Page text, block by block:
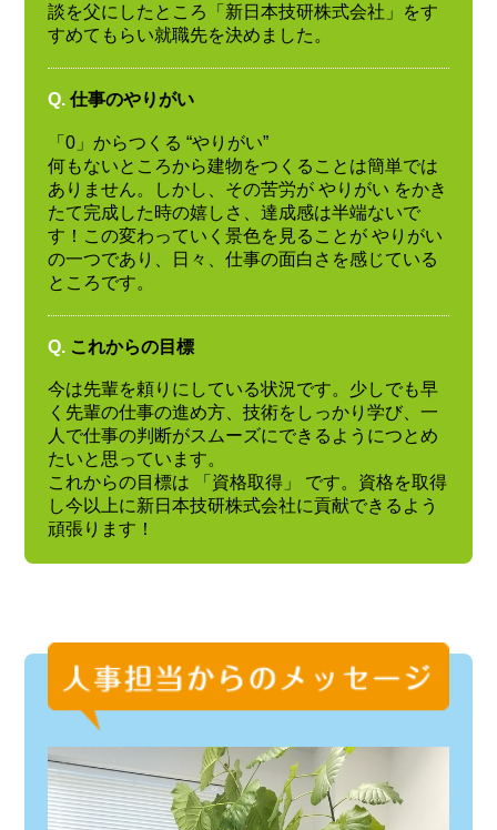
談を父にしたところ「新日本技研株式会社」をす
すめてもらい就職先を決めました。
Q. 仕事のやりがい
「0」からつくる “やりがい”
何もないところから建物をつくることは簡単では
ありません。しかし、その苦労が やりがい をかき
たて完成した時の嬉しさ、達成感は半端ないで
す！この変わっていく景色を見ることが やりがい
の一つであり、日々、仕事の面白さを感じている
ところです。
Q. これからの目標
今は先輩を頼りにしている状況です。少しでも早
く先輩の仕事の進め方、技術をしっかり学び、一
人で仕事の判断がスムーズにできるようにつとめ
たいと思っています。
これからの目標は 「資格取得」 です。資格を取得
し今以上に新日本技研株式会社に貢献できるよう
頑張ります！